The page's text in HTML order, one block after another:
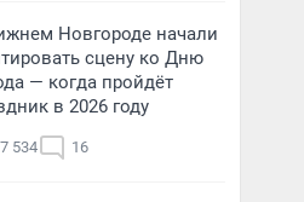
Новгороде начали
сцену ко Дню
— когда пройдёт
в 2026 году
7 534 16